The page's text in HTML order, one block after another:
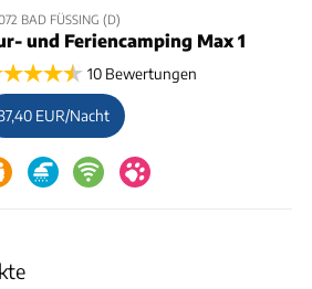
BAD FÜSSING (D)
und Feriencamping Max 1
10 Bewertungen
EUR/Nacht